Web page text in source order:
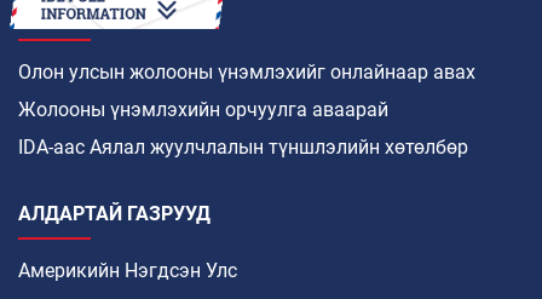
ХЭРХЭН
Олон улсын жолооны үнэмлэхийг онлайнаар авах
Жолооны үнэмлэхийн орчуулга аваарай
IDA-аас Аялал жуулчлалын түншлэлийн хөтөлбөр
АЛДАРТАЙ ГАЗРУУД
Америкийн Нэгдсэн Улс